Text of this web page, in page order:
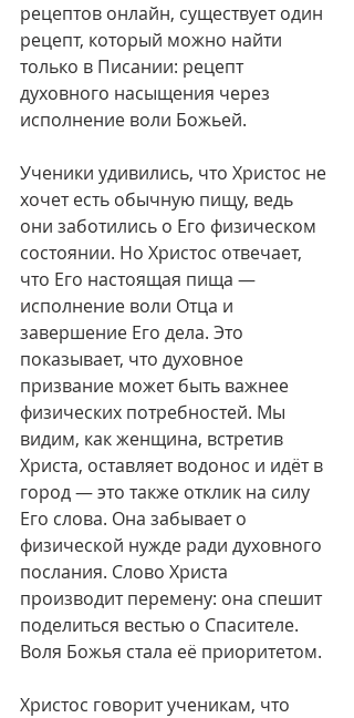
рецептов онлайн, существует один
рецепт, который можно найти
только в Писании: рецепт
духовного насыщения через
исполнение воли Божьей.
Ученики удивились, что Христос не
хочет есть обычную пищу, ведь
они заботились о Его физическом
состоянии. Но Христос отвечает,
что Его настоящая пища —
исполнение воли Отца и
завершение Его дела. Это
показывает, что духовное
призвание может быть важнее
физических потребностей. Мы
видим, как женщина, встретив
Христа, оставляет водонос и идёт в
город — это также отклик на силу
Его слова. Она забывает о
физической нужде ради духовного
послания. Слово Христа
производит перемену: она спешит
поделиться вестью о Спасителе.
Воля Божья стала её приоритетом.
Христос говорит ученикам, что